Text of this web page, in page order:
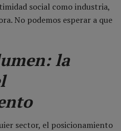
social como industria,
No podemos esperar a que
la
sector, el posicionamiento